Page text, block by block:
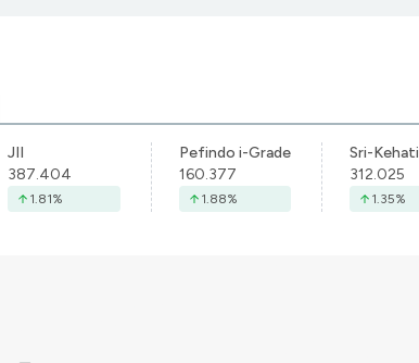
JII
387.404
1.81%
Pefindo i-Grade
160.377
1.88%
Sri-Kehati
312.025
1.35%